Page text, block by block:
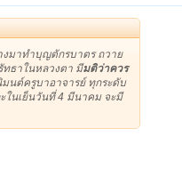
งมาทำบุญตักรบาตร ถวาย
ธาในหลวงตา มีมติว่าควร
นต์ครูบาอาจารย์ ทุกระดับ
ในเย็นวันที่ 4 มีนาคม จะมี